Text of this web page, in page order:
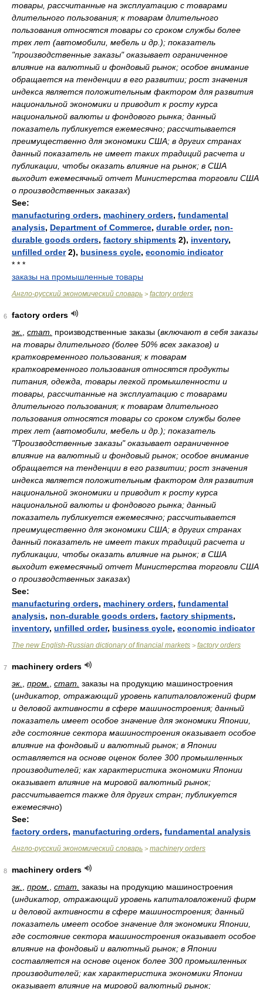
товары, рассчитанные на эксплуатацию с товарами
длительного пользования; к товарам длительного
пользования относятся товары со сроком службы более
трех лет (автомобили, мебель и др.); показатель
"производственные заказы" оказывает ограниченное
влияние на валютный и фондовый рынок; особое внимание
обращается на тенденции в его развитии; рост значения
индекса является положительным фактором для развития
национальной экономики и приводит к росту курса
национальной валюты и фондового рынка; данный
показатель публикуется ежемесячно; рассчитывается
преимущественно для экономики США; в других странах
данный показатель не имеет таких традиций расчета и
публикации, чтобы оказать влияние на рынок; в США
выходит ежемесячный отчет Министерства торговли США
о производственных заказах)
See:
manufacturing orders, machinery orders, fundamental
analysis, Department of Commerce, durable order, non-
durable goods orders, factory shipments 2), inventory,
unfilled order2), business cycle, economic indicator
* * *
заказы на промышленные товары
Англо-русский экономический словарь > factory orders
6
factory orders
эк.
стат. производственные заказы (включают в себя заказы
на товары длительного (более 50% всех заказов) и
кратковременного пользования; к товарам
кратковременного пользования относятся продукты
питания, одежда, товары легкой промышленности и
товары, рассчитанные на эксплуатацию с товарами
длительного пользования; к товарам длительного
пользования относятся товары со сроком службы более
трех лет (автомобили, мебель и др.); показатель
"Производственные заказы" оказывает ограниченное
влияние на валютный и фондовый рынок; особое внимание
обращается на тенденции в его развитии; рост значения
индекса является положительным фактором для развития
национальной экономики и приводит к росту курса
национальной валюты и фондового рынка; данный
показатель публикуется ежемесячно; рассчитывается
преимущественно для экономики США; в других странах
данный показатель не имеет таких традиций расчета и
публикации, чтобы оказать влияние на рынок; в США
выходит ежемесячный отчет Министерства торговли США
о производственных заказах)
See:
manufacturing orders, machinery orders, fundamental
analysis, non-durable goods orders, factory shipments,
inventory, unfilled order, business cycle, economic indicator
The new English-Russian dictionary of financial markets > factory orders
7
machinery orders
эк.
пром. стат. заказы на продукцию машиностроения
(индикатор, отражающий уровень капиталовложений фирм
и деловой активности в сфере машиностроения; данный
показатель имеет особое значение для экономики Японии,
где состояние сектора машиностроения оказывает особое
влияние на фондовый и валютный рынок; в Японии
оставляется на основе оценок более 300 промышленных
производителей; как характеристика экономики Японии
оказывает влияние на мировой валютный рынок;
рассчитывается также для других стран; публикуется
ежемесячно)
See:
factory orders, manufacturing orders, fundamental analysis
Англо-русский экономический словарь > machinery orders
8
machinery orders
эк.
пром. стат. заказы на продукцию машиностроения
(индикатор, отражающий уровень капиталовложений фирм
и деловой активности в сфере машиностроения; данный
показатель имеет особое значение для экономики Японии,
где состояние сектора машиностроения оказывает особое
влияние на фондовый и валютный рынок; в Японии
составляется на основе оценок более 300 промышленных
производителей; как характеристика экономики Японии
оказывает влияние на мировой валютный рынок;